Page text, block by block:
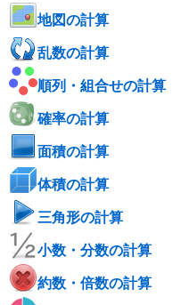
地図の計算
乱数の計算
順列・組合せの計算
確率の計算
面積の計算
体積の計算
三角形の計算
小数・分数の計算
約数・倍数の計算